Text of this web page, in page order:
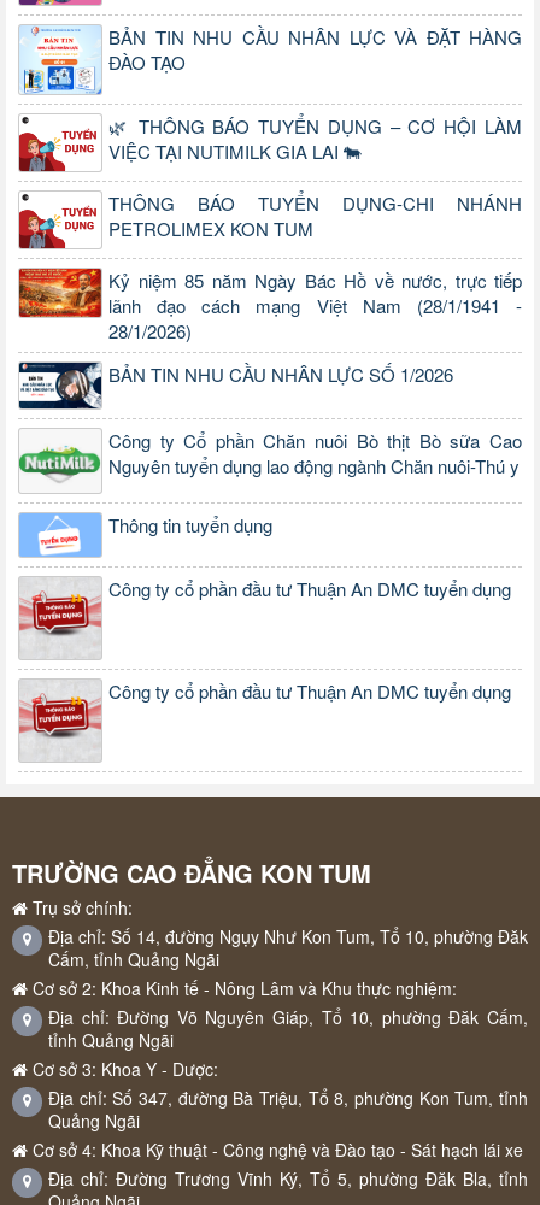
BẢN TIN NHU CẦU NHÂN LỰC VÀ ĐẶT HÀNG
ĐÀO TẠO
🌿 THÔNG BÁO TUYỂN DỤNG – CƠ HỘI LÀM
VIỆC TẠI NUTIMILK GIA LAI 🐄
THÔNG BÁO TUYỂN DỤNG-CHI NHÁNH
PETROLIMEX KON TUM
Kỷ niệm 85 năm Ngày Bác Hồ về nước, trực tiếp
lãnh đạo cách mạng Việt Nam (28/1/1941 -
28/1/2026)
BẢN TIN NHU CẦU NHÂN LỰC SỐ 1/2026
Công ty Cổ phần Chăn nuôi Bò thịt Bò sữa Cao
Nguyên tuyển dụng lao động ngành Chăn nuôi-Thú y
Thông tin tuyển dụng
Công ty cổ phần đầu tư Thuận An DMC tuyển dụng
Công ty cổ phần đầu tư Thuận An DMC tuyển dụng
TRƯỜNG CAO ĐẲNG KON TUM
Trụ sở chính:
Địa chỉ: Số 14, đường Ngụy Như Kon Tum, Tổ 10, phường Đăk
Cấm, tỉnh Quảng Ngãi
Cơ sở 2: Khoa Kinh tế - Nông Lâm và Khu thực nghiệm:
Địa chỉ: Đường Võ Nguyên Giáp, Tổ 10, phường Đăk Cấm,
tỉnh Quảng Ngãi
Cơ sở 3: Khoa Y - Dược:
Địa chỉ: Số 347, đường Bà Triệu, Tổ 8, phường Kon Tum, tỉnh
Quảng Ngãi
Cơ sở 4: Khoa Kỹ thuật - Công nghệ và Đào tạo - Sát hạch lái xe
Địa chỉ: Đường Trương Vĩnh Ký, Tổ 5, phường Đăk Bla, tỉnh